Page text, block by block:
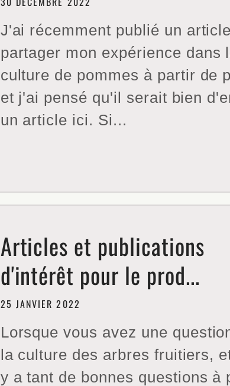
J'ai récemment publié un
partager mon expérience dans
culture de pommes à partir de
et j'ai pensé qu'il serait bien
un article ici. Si...
Articles et publications
d'intérêt pour le prod...
25 JANVIER 2022
Lorsque vous avez une
la culture des arbres fruitiers,
y a tant de bonnes questions à